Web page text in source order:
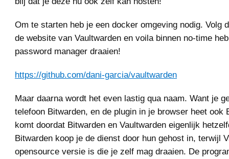
Om te starten heb je een docker omgeving nodig. Volg
de website van Vaultwarden en voila binnen no-time
password manager draaien!
https://github.com/dani-garcia/vaultwarden
Maar daarna wordt het even lastig qua naam. Want je
telefoon Bitwarden, en de plugin in je browser heet ook
komt doordat Bitwarden en Vaultwarden eigenlijk
Bitwarden koop je de dienst door hun gehost in, terwijl
opensource versie is die je zelf mag draaien. De